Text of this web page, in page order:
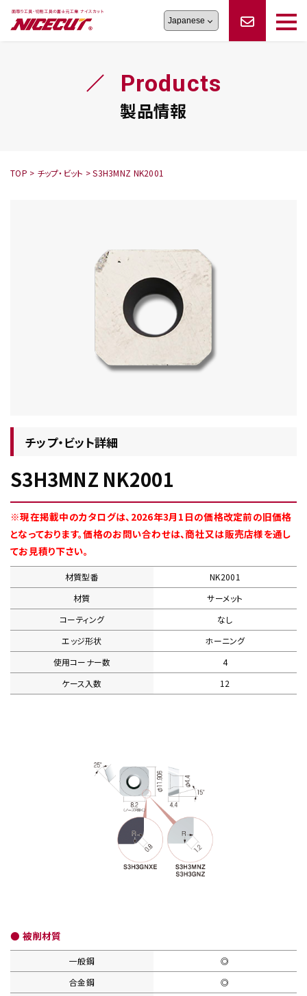
旋盤工具シリーズ
シリーズ
生産終了品
オーダー品依頼
フェイス・ショルダーシリーズかんたんオーダー
トラブルシューティング
ロックピンの逆ジメに注意
Products
製品情報
TOP > チップ・ビット >S3H3MNZ NK2001
チップ・ビット詳細
S3H3MNZ NK2001
※現在掲載中のカタログは、2026年3月1日の価格改定前の旧価格
となっております。価格のお問い合わせは、商社又は販売店様を通し
てお見積り下さい。
材質型番
NK2001
材質
サーメット
コーティング
なし
エッジ形状
ホーニング
使用コーナー数
4
ケース入数
12
● 被削材質
一般鋼
◎
合金鋼
◎